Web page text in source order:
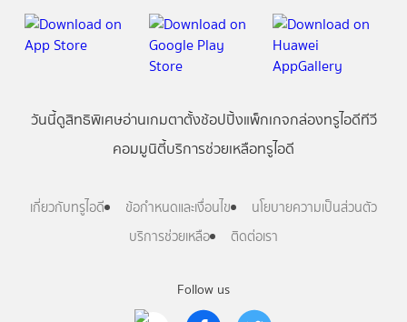
Follow us
วันนี้ดูสิทธิพิเศษอ่านเกมตาตั้งช้อปปิ้งแพ็กเกจกล่องทรูไอดีทีวี
คอมมูนิตี้บริการช่วยเหลือทรูไอดี
เกี่ยวกับทรูไอดี ข้อกำหนดและเงื่อนไข
นโยบายความเป็นส่วนตัว
บริการช่วยเหลือ
ติดต่อเรา